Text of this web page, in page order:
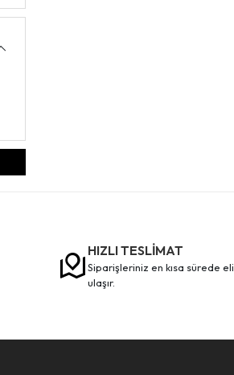
HIZLI TESLİMAT
siparişleriniz en kısa sürede elinize
ulaşır.